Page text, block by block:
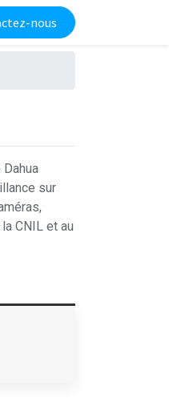
nous
sur
CNIL et au